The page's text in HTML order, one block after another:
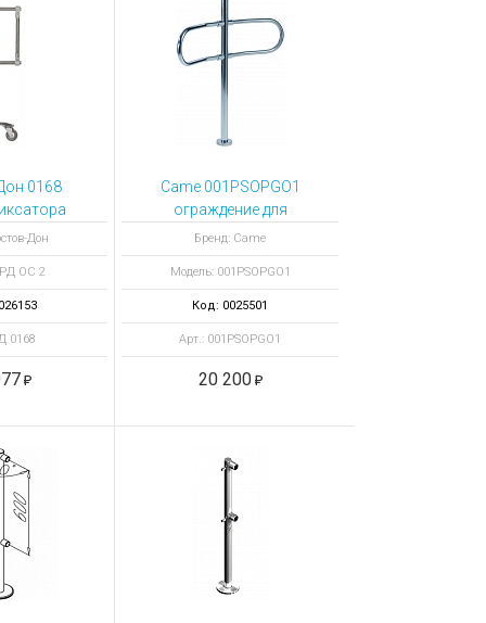
0168
2-1
под
32 мм
Дон
ОС 2
0168
Came 001PSOPGO1
ограждение для
турникетов TWISTER
FLAG BRIDGE
Бренд: Came
Модель: 001PSOPGO1
Код: 0025501
Арт.: 001PSOPGO1
20 200